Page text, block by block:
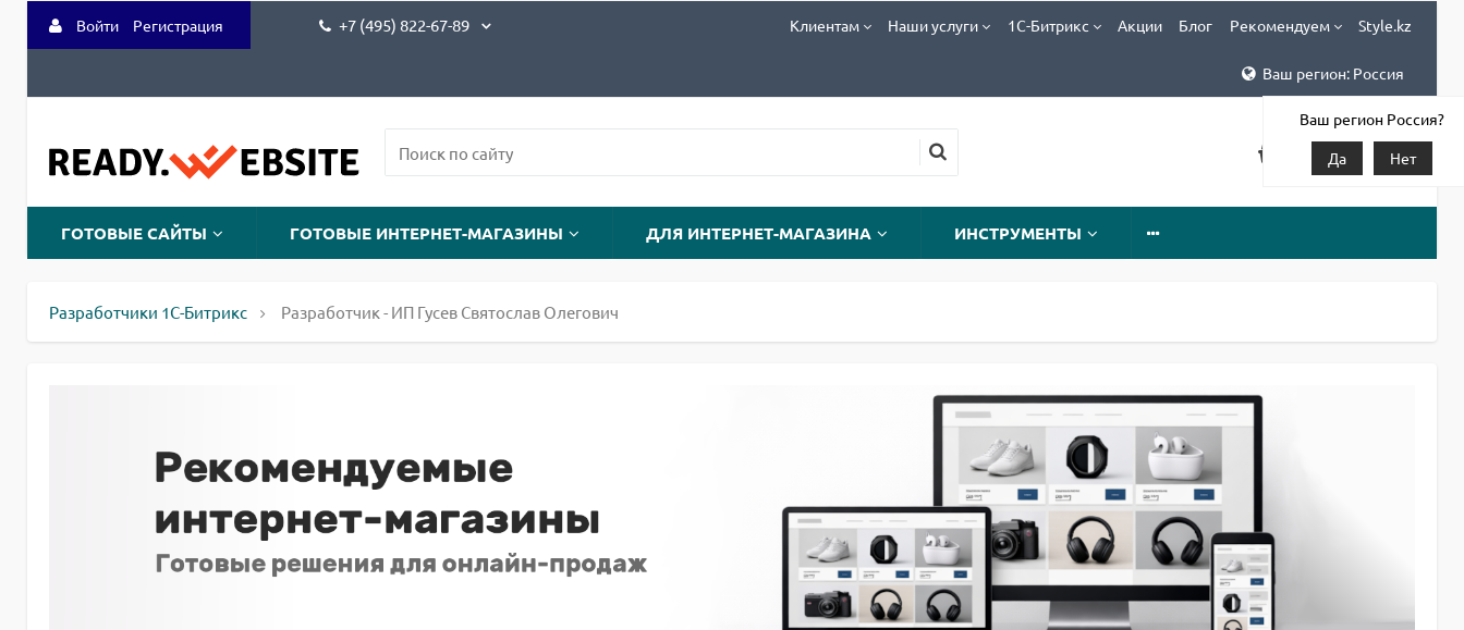
Войти Регистрация +7 (495) 822-67-89 Клиентам Наши услуги 1С-Битрикс Акции Блог Рекомендуем Style.kz
Ваш регион: Россия
Ваш регион Россия?
Да
Нет
ГОТОВЫЕ САЙТЫ ГОТОВЫЕ ИНТЕРНЕТ-МАГАЗИНЫ ДЛЯ ИНТЕРНЕТ-МАГАЗИНА ИНСТРУМЕНТЫ
Разработчики 1С-Битрикс Разработчик - ИП Гусев Святослав Олегович